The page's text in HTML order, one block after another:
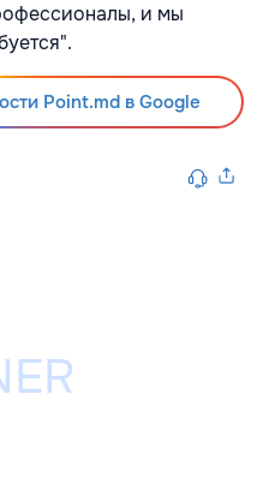
и мы
Point.md в Google